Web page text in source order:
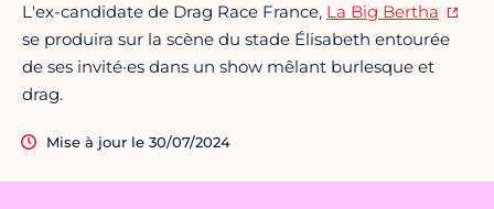
L'ex-candidate de Drag Race France, La Big Bertha
se produira sur la scène du stade Élisabeth entourée
de ses invité·es dans un show mêlant burlesque et
drag.
Mise à jour le 30/07/2024